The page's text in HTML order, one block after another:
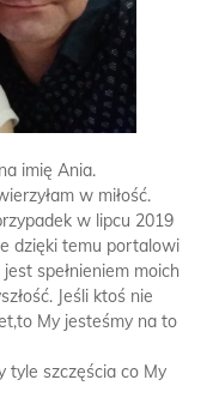
imię Ania.
w miłość.
w lipcu 2019
dzięki temu portalowi
spełnieniem moich
Jeśli ktoś nie
My jesteśmy na to
tyle szczęścia co My